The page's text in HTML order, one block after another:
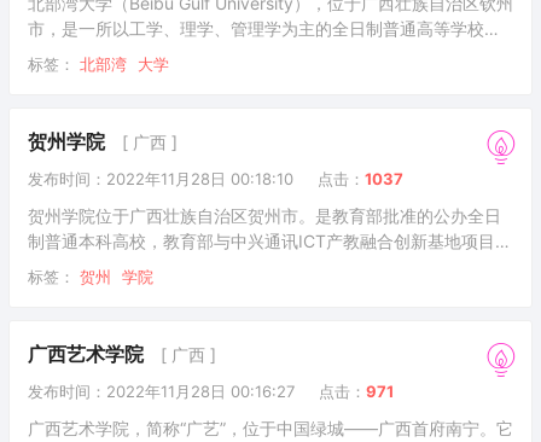
市，是一所以工学、理学、管理学为主的全日制普通高等学校，
是广西壮族自治区人民政府与国家海洋局共建高校、国家“十三五”
规划建设的“应用型本科高校”项目单位、教育部学校规划建设发展
型发展试点院校、全国应用技术大学联盟首批理事高校，学校校
园为3A级景区。学校前身为始建于1973年的钦州地区师范学校。
1982年设立钦州地区教师进修学院，1985年增设广西师范学院
钦州
标签： 北部湾 大学
贺州学院 [ 广西 ]
发布时间：2022年11月28日 00:18:10 点击： 1037
贺州学院位于广西壮族自治区贺州市。是教育部批准的公办全日
制普通本科高校，教育部与中兴通讯ICT产教融合创新基地项目首
批合作高校之一，承担教育部“新工科”研究实践项目的高校，中国
应用技术大学(学院)联盟成员，广西硕士学位授予单位项目建设单
革示范高校之一。贺州学院的前身是创建于1943年的广西立平乐
师范学校。1957年5月，更名为贺县师范学校。1983年7月，更
名为梧州地区教师进修学院。1988年3月，更名为梧州地区教育
学院。1994年，梧州师
标签： 贺州 学院
广西艺术学院 [ 广西 ]
发布时间：2022年11月28日 00:16:27 点击： 971
广西艺术学院，简称“广艺”，位于中国绿城——广西首府南宁。它